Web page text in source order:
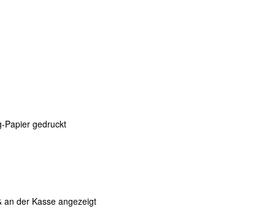
Papier gedruckt
an der Kasse angezeigt